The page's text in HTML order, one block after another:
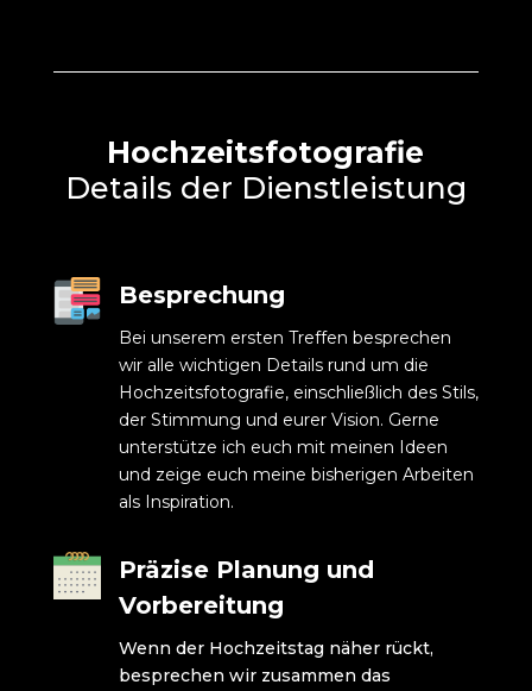
Hochzeitsfotografie
Details der Dienstleistung
Besprechung
Bei unserem ersten Treffen besprechen
wir alle wichtigen Details rund um die
Hochzeitsfotografie, einschließlich des Stils,
der Stimmung und eurer Vision. Gerne
unterstütze ich euch mit meinen Ideen
und zeige euch meine bisherigen Arbeiten
als Inspiration.
Präzise Planung und
Vorbereitung
Wenn der Hochzeitstag näher rückt,
besprechen wir zusammen das